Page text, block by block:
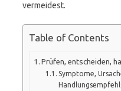
vermeidest.
Table of Contents
Prüfen, entscheiden,
Symptome,